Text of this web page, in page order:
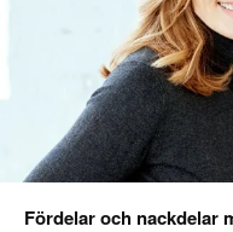
Fördelar och nackdelar